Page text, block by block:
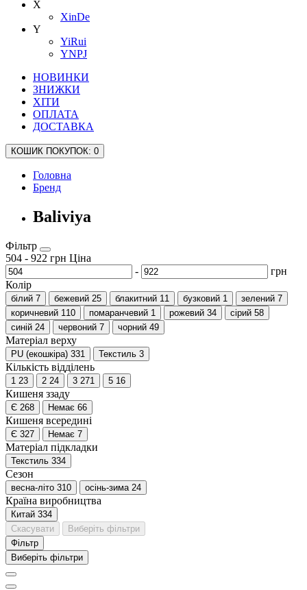
X
XinDe
Y
YiRui
YNPJ
НОВИНКИ
ЗНИЖКИ
ХІТИ
ОПЛАТА
ДОСТАВКА
КОШИК ПОКУПОК: 0
Головна
Бренд
Baliviya
Фільтр
504 - 922 грн Ціна
-
грн
Колір
білий 7 бежевий 25 блакитний 11 бузковий 1 зелений 7
коричневий 110 помаранчевий 1 рожевий 34 сірий 58
синій 24 червоний 7 чорний 49
Матеріал верху
PU (екошкіра) 331 Текстиль 3
Кількість відділень
1 23 2 24 3 271 5 16
Кишеня ззаду
Є 268 Немає 66
Кишеня всередині
Є 327 Немає 7
Матеріал підкладки
Текстиль 334
Сезон
весна-літо 310 осінь-зима 24
Країна виробництва
Китай 334
Скасувати
Виберіть фільтри
Фільтр
Виберіть фільтри